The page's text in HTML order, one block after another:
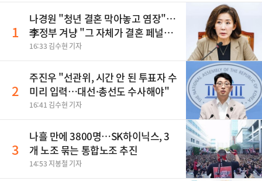
1
나경원 "청년 결혼 막아놓고 염장"…
李정부 겨냥 "그 자체가 결혼 페널
티"
16:33 김수현 기자
2
주진우 "선관위, 시간 안 된 투표자 수
미리 입력…대선·총선도 수사해야"
16:41 김수현 기자
3
나흘 만에 3800명…SK하이닉스, 3
개 노조 묶는 통합노조 추진
14:53 지봉철 기자